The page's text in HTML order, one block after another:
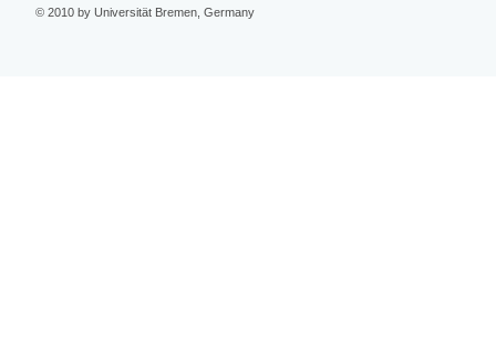
© 2010 by Universität Bremen, Germany